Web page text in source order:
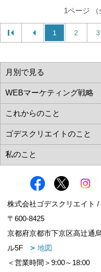
1ページ （
1 2 3
株式会社ゴデスクリエイト /
〒600-8425
京都府京都市下京区高辻通
ル5F
地図
＜営業時間＞9:00～18:00